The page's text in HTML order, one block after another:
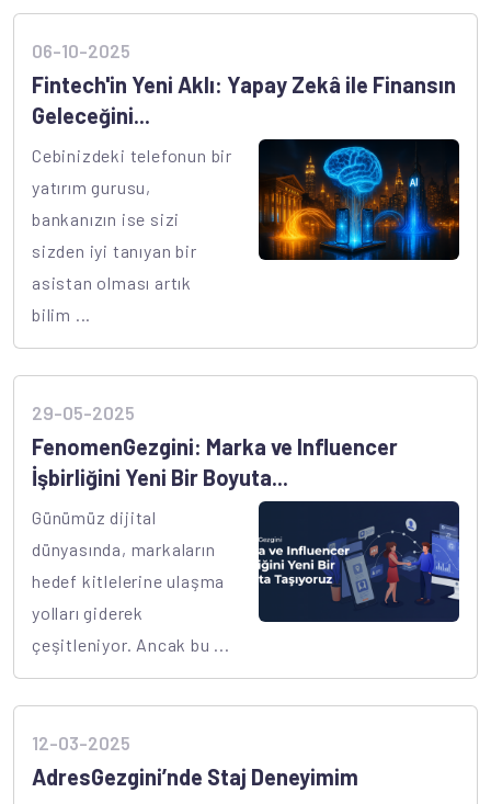
06-10-2025
Fintech'in Yeni Aklı: Yapay Zekâ ile Finansın
Geleceğini...
Cebinizdeki telefonun bir
yatırım gurusu,
bankanızın ise sizi
sizden iyi tanıyan bir
asistan olması artık
bilim ...
29-05-2025
FenomenGezgini: Marka ve Influencer
İşbirliğini Yeni Bir Boyuta...
Günümüz dijital
dünyasında, markaların
hedef kitlelerine ulaşma
yolları giderek
çeşitleniyor. Ancak bu ...
12-03-2025
AdresGezgini’nde Staj Deneyimim